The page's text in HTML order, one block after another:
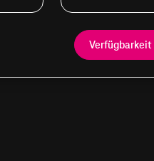
Verfügbarkeit